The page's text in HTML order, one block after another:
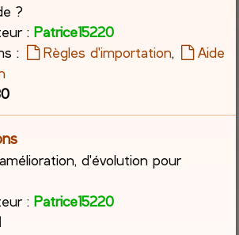
?
: Patrice15220
:
Règles d'importation,
Aide
d'évolution pour
: Patrice15220